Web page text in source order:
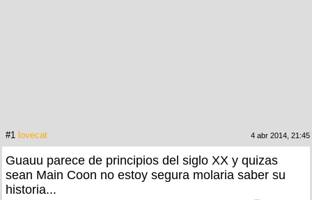
#1 lovecat 4 abr 2014, 21:45
Guauu parece de principios del siglo XX y quizas
sean Main Coon no estoy segura molaria saber su
historia...